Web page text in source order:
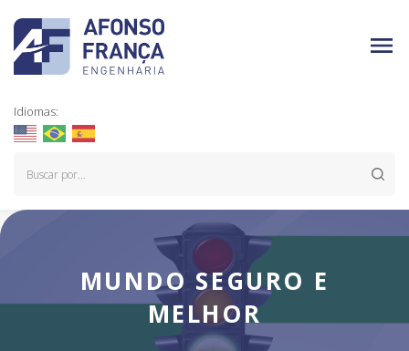
Idiomas:
MUNDO SEGURO E
MELHOR